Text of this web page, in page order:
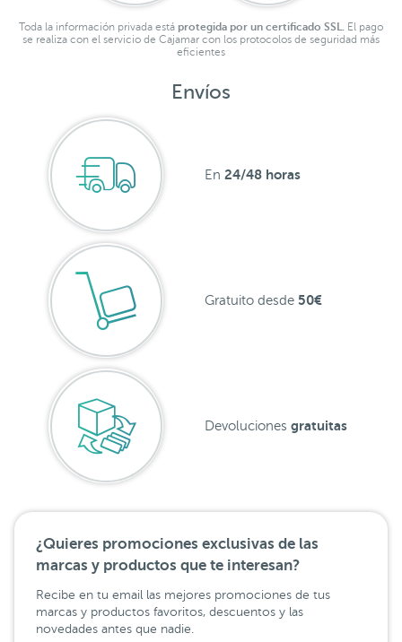
Toda la información privada está protegida por un certificado SSL. El pago
se realiza con el servicio de Cajamar con los protocolos de seguridad más
eficientes
Envíos
En 24/48 horas
Gratuito desde 50€
Devoluciones gratuitas
¿Quieres promociones exclusivas de las
marcas y productos que te interesan?
Recibe en tu email las mejores promociones de tus
marcas y productos favoritos, descuentos y las
novedades antes que nadie.